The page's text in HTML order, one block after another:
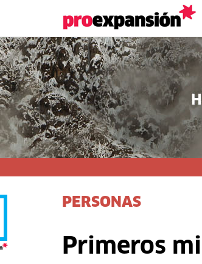
PERSONAS
Primeros